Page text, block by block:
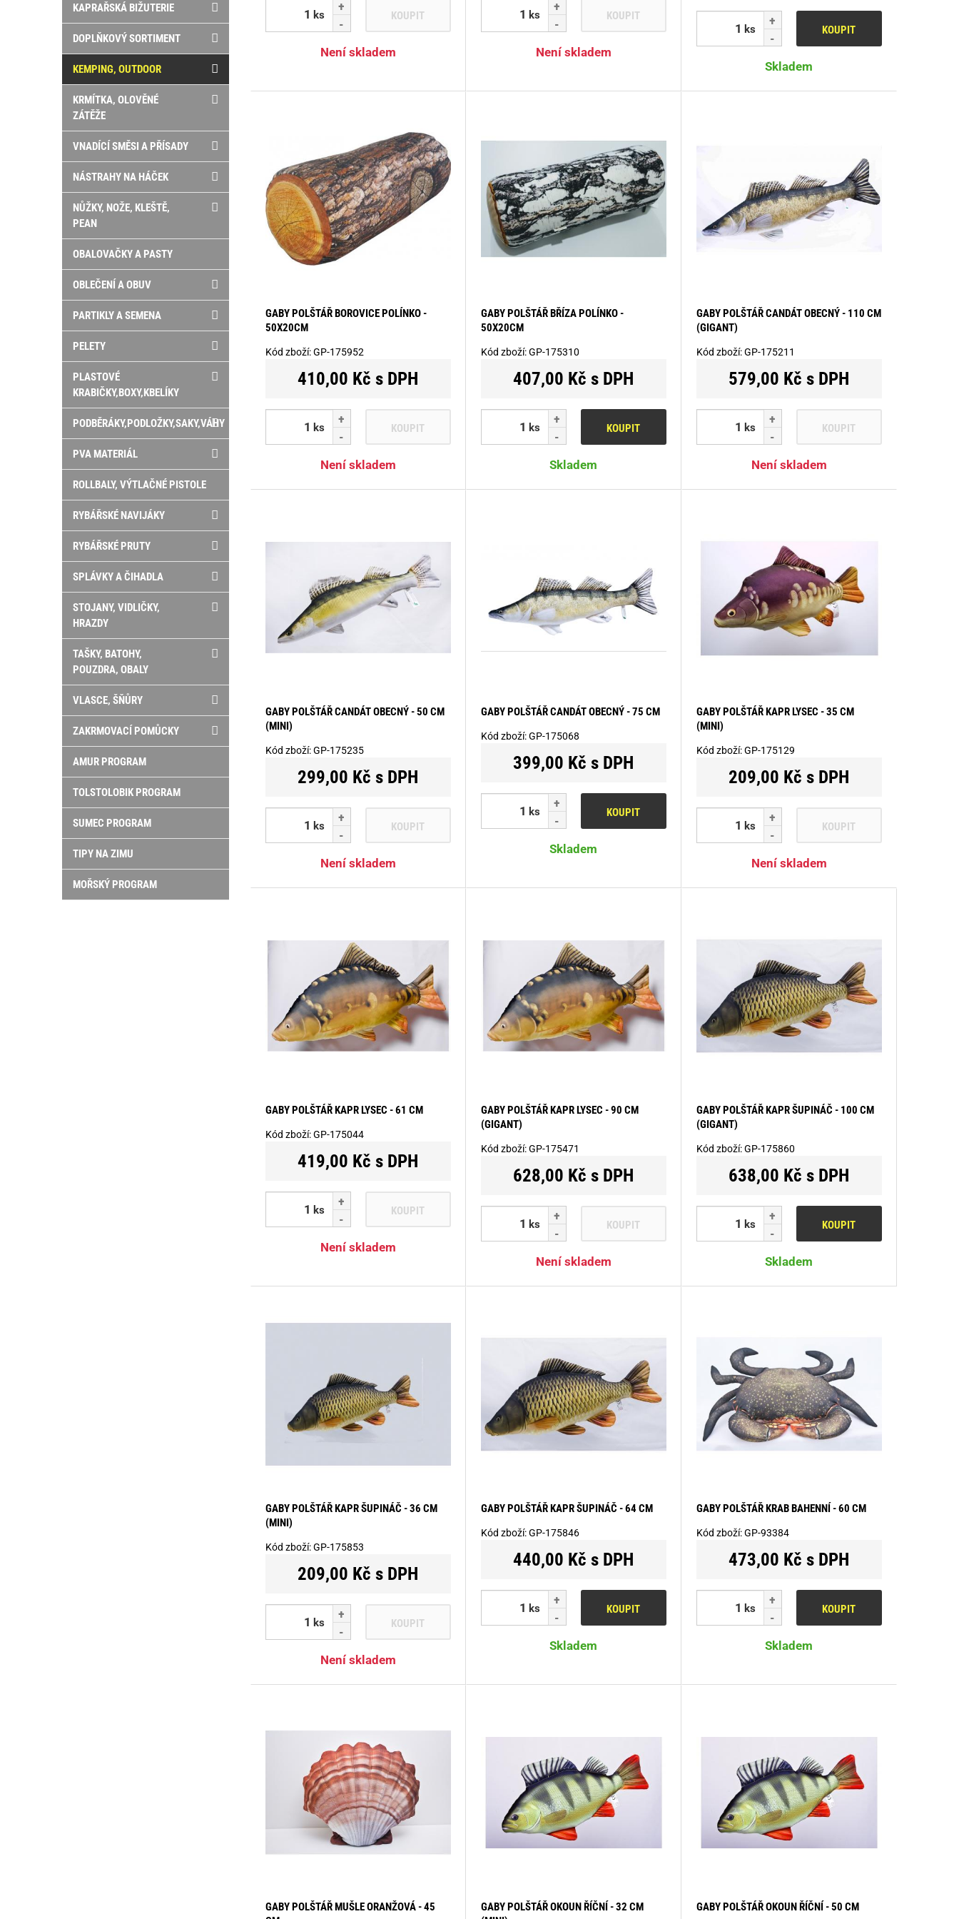
ks KOUPIT
Není skladem
ks KOUPIT
Není skladem
ks KOUPIT
Skladem
GABY POLŠTÁŘ BOROVICE POLÍNKO -
50X20CM
Kód zboží:GP-175952
410,00 Kč s DPH
ks KOUPIT
Není skladem
GABY POLŠTÁŘ BŘÍZA POLÍNKO -
50X20CM
Kód zboží:GP-175310
407,00 Kč s DPH
ks KOUPIT
Skladem
GABY POLŠTÁŘ CANDÁT OBECNÝ - 110 CM
(GIGANT)
Kód zboží:GP-175211
579,00 Kč s DPH
ks KOUPIT
Není skladem
GABY POLŠTÁŘ CANDÁT OBECNÝ - 50 CM
(MINI)
Kód zboží:GP-175235
299,00 Kč s DPH
ks KOUPIT
Není skladem
GABY POLŠTÁŘ CANDÁT OBECNÝ - 75 CM
Kód zboží:GP-175068
399,00 Kč s DPH
ks KOUPIT
Skladem
GABY POLŠTÁŘ KAPR LYSEC - 35 CM
(MINI)
Kód zboží:GP-175129
209,00 Kč s DPH
ks KOUPIT
Není skladem
GABY POLŠTÁŘ KAPR LYSEC - 61 CM
Kód zboží:GP-175044
419,00 Kč s DPH
ks KOUPIT
Není skladem
GABY POLŠTÁŘ KAPR LYSEC - 90 CM
(GIGANT)
Kód zboží:GP-175471
628,00 Kč s DPH
ks KOUPIT
Není skladem
GABY POLŠTÁŘ KAPR ŠUPINÁČ - 100 CM
(GIGANT)
Kód zboží:GP-175860
638,00 Kč s DPH
ks KOUPIT
Skladem
GABY POLŠTÁŘ KAPR ŠUPINÁČ - 36 CM
(MINI)
Kód zboží:GP-175853
209,00 Kč s DPH
ks KOUPIT
Není skladem
GABY POLŠTÁŘ KAPR ŠUPINÁČ - 64 CM
Kód zboží:GP-175846
440,00 Kč s DPH
ks KOUPIT
Skladem
GABY POLŠTÁŘ KRAB BAHENNÍ - 60 CM
Kód zboží:GP-93384
473,00 Kč s DPH
ks KOUPIT
Skladem
GABY POLŠTÁŘ MUŠLE ORANŽOVÁ - 45
GABY POLŠTÁŘ OKOUN ŘÍČNÍ - 32 CM
GABY POLŠTÁŘ OKOUN ŘÍČNÍ - 50 CM
KAPRAŘSKÁ BIŽUTERIE
DOPLŇKOVÝ SORTIMENT
KEMPING, OUTDOOR
KRMÍTKA, OLOVĚNÉ
ZÁTĚŽE
VNADÍCÍ SMĚSI A PŘÍSADY
NÁSTRAHY NA HÁČEK
NŮŽKY, NOŽE, KLEŠTĚ,
PEAN
OBALOVAČKY A PASTY
OBLEČENÍ A OBUV
PARTIKLY A SEMENA
PELETY
PLASTOVÉ
KRABIČKY,BOXY,KBELÍKY
PODBĚRÁKY,PODLOŽKY,SAKY,VÁHY
PVA MATERIÁL
ROLLBALY, VÝTLAČNÉ PISTOLE
RYBÁŘSKÉ NAVIJÁKY
RYBÁŘSKÉ PRUTY
SPLÁVKY A ČIHADLA
STOJANY, VIDLIČKY,
HRAZDY
TAŠKY, BATOHY,
POUZDRA, OBALY
VLASCE, ŠŇŮRY
ZAKRMOVACÍ POMŮCKY
AMUR PROGRAM
TOLSTOLOBIK PROGRAM
SUMEC PROGRAM
TIPY NA ZIMU
MOŘSKÝ PROGRAM